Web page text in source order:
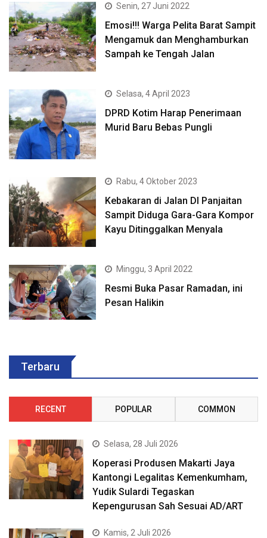
Senin, 27 Juni 2022
Emosi!!! Warga Pelita Barat Sampit
Mengamuk dan Menghamburkan
Sampah ke Tengah Jalan
Selasa, 4 April 2023
DPRD Kotim Harap Penerimaan
Murid Baru Bebas Pungli
Rabu, 4 Oktober 2023
Kebakaran di Jalan DI Panjaitan
Sampit Diduga Gara-Gara Kompor
Kayu Ditinggalkan Menyala
Minggu, 3 April 2022
Resmi Buka Pasar Ramadan, ini
Pesan Halikin
Terbaru
RECENT POPULAR COMMON
Selasa, 28 Juli 2026
Koperasi Produsen Makarti Jaya
Kantongi Legalitas Kemenkumham,
Yudik Sulardi Tegaskan
Kepengurusan Sah Sesuai AD/ART
Kamis, 2 Juli 2026